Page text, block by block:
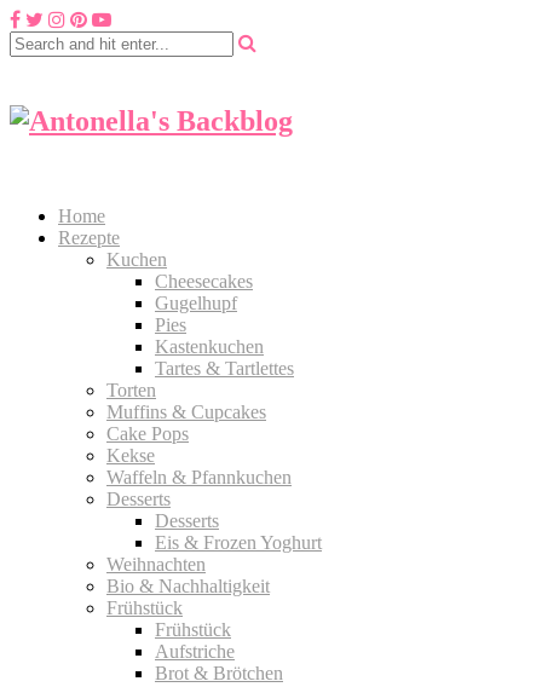
Home
Rezepte
Kuchen
Cheesecakes
Gugelhupf
Pies
Kastenkuchen
Tartes & Tartlettes
Torten
Muffins & Cupcakes
Cake Pops
Kekse
Waffeln & Pfannkuchen
Desserts
Desserts
Eis & Frozen Yoghurt
Weihnachten
Bio & Nachhaltigkeit
Frühstück
Frühstück
Aufstriche
Brot & Brötchen